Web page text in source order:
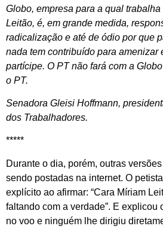
Globo, empresa para a qual
Leitão, é, em grande medida,
radicalização e até de ódio por que
nada tem contribuído para amenizar
partícipe. O PT não fará com a
o PT.
Senadora Gleisi Hoffmann,
dos Trabalhadores.
*****
Durante o dia, porém, outras
sendo postadas na internet. O
explícito ao afirmar: “Cara Míriam
faltando com a verdade”. E explicou
no voo e ninguém lhe dirigiu